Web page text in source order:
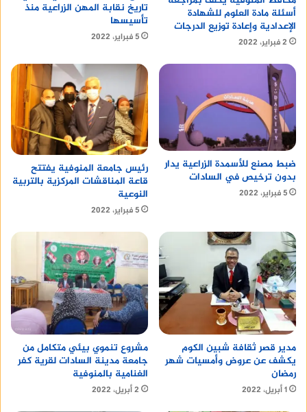
أسئلة مادة العلوم للشهادة
الإعدادية وإعادة توزيع الدرجات
2 فبراير، 2022
تاريخ نقابة المهن الزراعية منذ
تأسيسها
5 فبراير، 2022
ضبط مصنع للأسمدة الزراعية يدار
بدون ترخيص في السادات
5 فبراير، 2022
رئيس جامعة المنوفية يفتتح
قاعة المناقشات المركزية بالتربية
النوعية
5 فبراير، 2022
مدير قصر ثقافة شبين الكوم
يكشف عن عروض وأمسيات شهر
رمضان
1 أبريل، 2022
مشروع تنموي بيئي متكامل من
جامعة مدينة السادات لقرية كفر
الغنامية بالمنوفية
2 أبريل، 2022